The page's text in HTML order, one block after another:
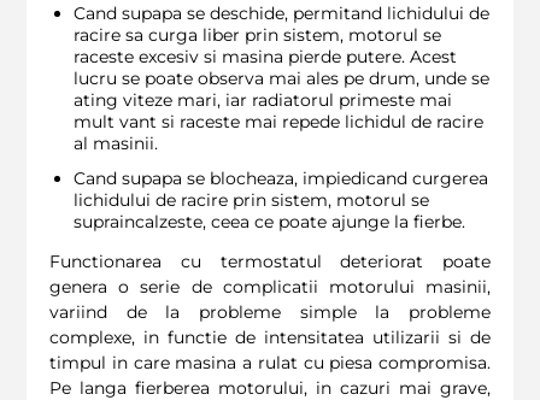
Cand supapa se deschide, permitand lichidului de
racire sa curga liber prin sistem, motorul se
raceste excesiv si masina pierde putere. Acest
lucru se poate observa mai ales pe drum, unde se
ating viteze mari, iar radiatorul primeste mai
mult vant si raceste mai repede lichidul de racire
al masinii.
Cand supapa se blocheaza, impiedicand curgerea
lichidului de racire prin sistem, motorul se
supraincalzeste, ceea ce poate ajunge la fierbe.
Functionarea cu termostatul deteriorat poate
genera o serie de complicatii motorului masinii,
variind de la probleme simple la probleme
complexe, in functie de intensitatea utilizarii si de
timpul in care masina a rulat cu piesa compromisa.
Pe langa fierberea motorului, in cazuri mai grave,